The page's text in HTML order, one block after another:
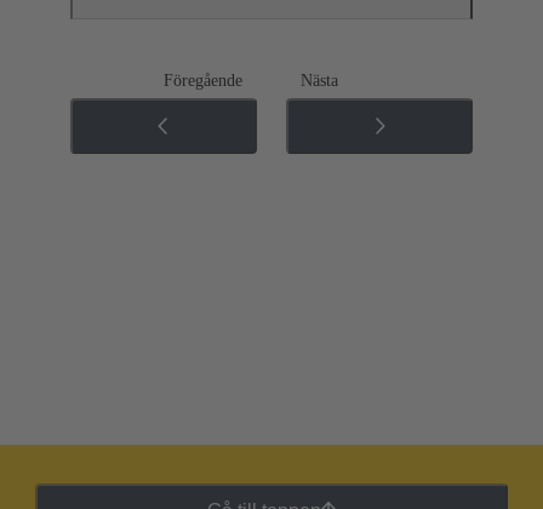
Föregående Nästa